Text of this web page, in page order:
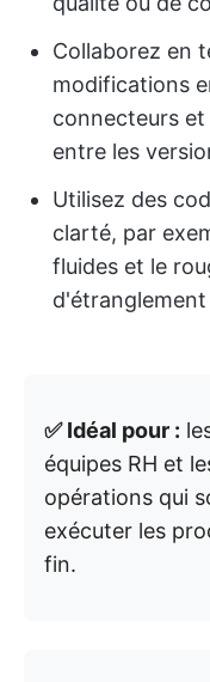
Collaborez en
modifications
connecteurs et
entre les
Utilisez des
clarté, par
fluides et le
✅ Idéal pour :
équipes RH et
opérations qui
exécuter les
fin.